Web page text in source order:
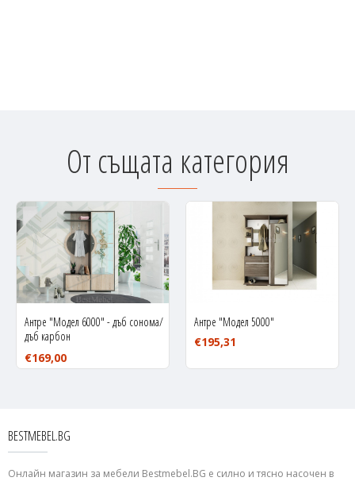
От същата категория
Антре "Модел 6000" - дъб сонома/
дъб карбон
€169,00
Антре "Модел 5000"
€195,31
BESTMEBEL.BG
Онлайн магазин за мебели Bestmebel.BG е силно и тясно насочен в